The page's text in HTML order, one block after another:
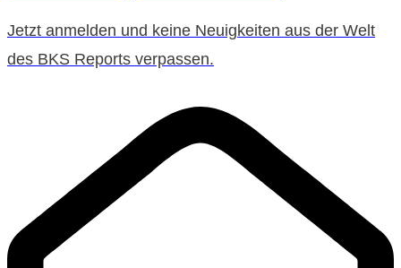
Jetzt anmelden und keine Neuigkeiten aus der Welt
des BKS Reports verpassen.